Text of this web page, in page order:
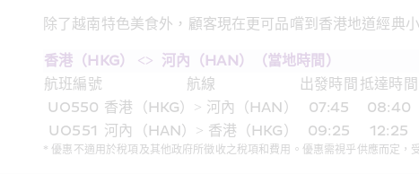
除了越南特色美食外，顧客現在更可品嚐到香港地道經
香港（HKG） <>  河內（HAN）（當地時間）
航班編號
航線 出發時間 抵達時間
UO550 香港（HKG）> 河內（HAN） 07:45 08:40
UO551 河內（HAN）> 香港（HKG） 09:25 12:25
* 優惠不適用於稅項及其他政府所徵收之稅項和費用。優惠需視乎供應而定，